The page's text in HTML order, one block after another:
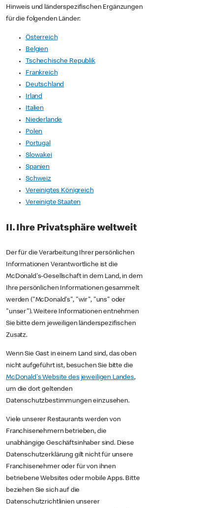
Hinweis und länderspezifischen Ergänzungen
für die folgenden Länder:
Österreich
Belgien
Tschechische Republik
Frankreich
Deutschland
Irland
Italien
Niederlande
Polen
Portugal
Slowakei
Spanien
Schweiz
Vereinigtes Königreich
Vereinigte Staaten
II. Ihre Privatsphäre weltweit
Der für die Verarbeitung Ihrer persönlichen
Informationen Verantwortliche ist die
McDonald's-Gesellschaft in dem Land, in dem
Ihre persönlichen Informationen gesammelt
werden ("McDonald's", "wir", "uns" oder
"unser"). Weitere Informationen entnehmen
Sie bitte dem jeweiligen länderspezifischen
Zusatz.
Wenn Sie Gast in einem Land sind, das oben
nicht aufgeführt ist, besuchen Sie bitte die
McDonald's Website des jeweiligen Landes,
um die dort geltenden
Datenschutzbestimmungen einzusehen.
Viele unserer Restaurants werden von
Franchisenehmern betrieben, die
unabhängige Geschäftsinhaber sind. Diese
Datenschutzerklärung gilt nicht für unsere
Franchisenehmer oder für von ihnen
betriebene Websites oder mobile Apps. Bitte
beziehen Sie sich auf die
Datenschutzrichtlinien unserer